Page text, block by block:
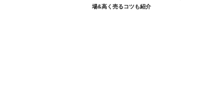
場&高く売るコツも紹介